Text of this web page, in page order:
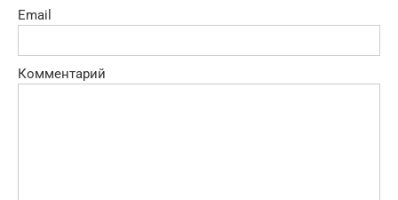
Email
Комментарий